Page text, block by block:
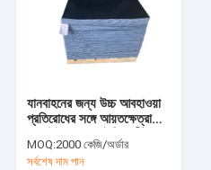
যানবাহনের জন্য উচ্চ আবহাওয়া
প্রতিরোধের সঙ্গে আয়তক্ষেত্রাকার
MOQ:2000 কেজি/অর্ডার
সর্বশেষ দাম পান